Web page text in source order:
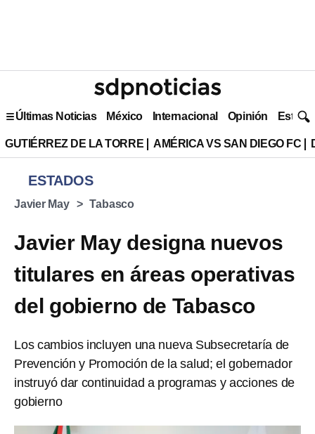
Últimas Noticias México Internacional Opinión Estilo
GUTIÉRREZ DE LA TORRE AMÉRICA VS SAN DIEGO FC
ESTADOS
Javier May Tabasco
Javier May designa nuevos
titulares en áreas operativas
del gobierno de Tabasco
Los cambios incluyen una nueva Subsecretaría de
Prevención y Promoción de la salud; el gobernador
instruyó dar continuidad a programas y acciones de
gobierno